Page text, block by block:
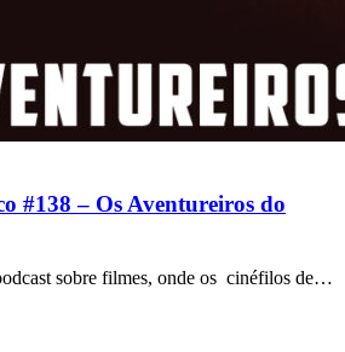
#138 – Os Aventureiros do
sobre filmes, onde os cinéfilos de…